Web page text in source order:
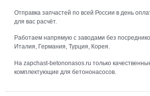
Отправка запчастей по всей России в день
для вас расчёт.
Работаем напрямую с заводами без
Италия, Германия, Турция, Корея.
На zapchast-betononasos.ru только
комплектующие для бетононасосов.